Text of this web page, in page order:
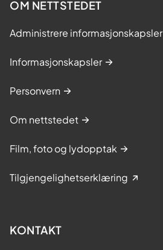
OM NETTSTEDET
Administrere informasjonskapsler
Informasjonskapsler
Personvern
Om nettstedet
Film, foto og lydopptak
Tilgjengelighetserklæring
KONTAKT